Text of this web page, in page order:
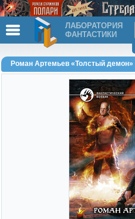
ЛАБОРАТОРИЯ
ФАНТАСТИКИ
Роман Артемьев «Толстый демон»